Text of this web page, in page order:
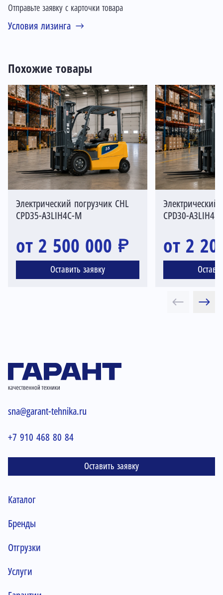
Отправьте заявку с карточки товара
Условия лизинга
Похожие товары
Электрический погрузчик CHL
CPD35-A3LIH4C-M
от 2 500 000 ₽
Оставить заявку
Электрический
CPD30-
от 2
sna@garant-tehnika.ru
+7 910 468 80 84
Оставить заявку
Каталог
Бренды
Отгрузки
Услуги